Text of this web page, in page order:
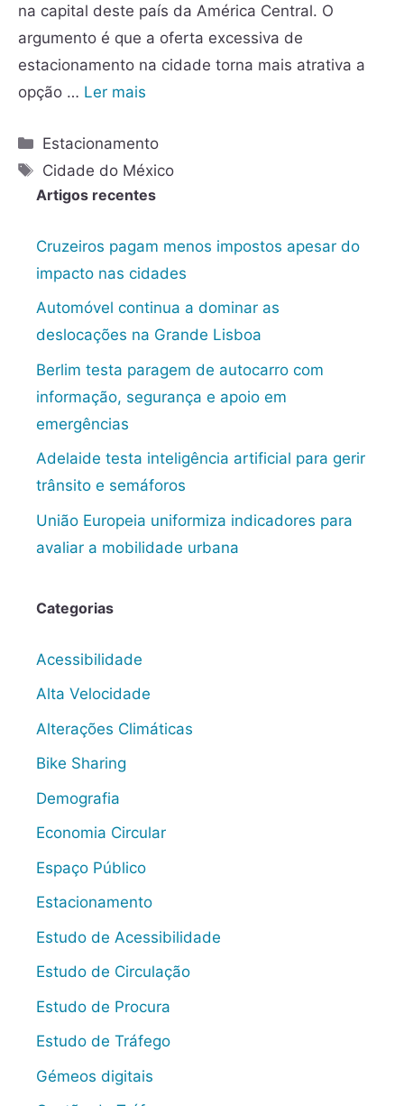
na capital deste país da América Central. O
argumento é que a oferta excessiva de
estacionamento na cidade torna mais atrativa a
opção … Ler mais
Estacionamento
Cidade do México
Artigos recentes
Cruzeiros pagam menos impostos apesar do
impacto nas cidades
Automóvel continua a dominar as
deslocações na Grande Lisboa
Berlim testa paragem de autocarro com
informação, segurança e apoio em
emergências
Adelaide testa inteligência artificial para gerir
trânsito e semáforos
União Europeia uniformiza indicadores para
avaliar a mobilidade urbana
Categorias
Acessibilidade
Alta Velocidade
Alterações Climáticas
Bike Sharing
Demografia
Economia Circular
Espaço Público
Estacionamento
Estudo de Acessibilidade
Estudo de Circulação
Estudo de Procura
Estudo de Tráfego
Gémeos digitais